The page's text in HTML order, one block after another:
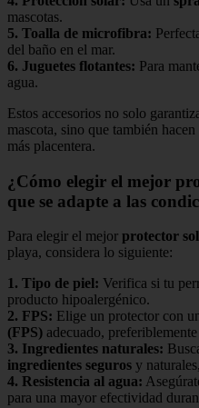
mascotas.
5. Toalla de microfibra:
del baño en el mar.
6. Juguetes flotantes: Para
agua.
Estos accesorios no solo
mascota, sino que también
más placentera.
¿Cómo elegir el mejor
que se adapte a las
Para elegir el mejor protector
playa, considera lo siguiente:
1. Tipo de piel : Verifica si tu
producto hipoalergénico.
2. FPS: Elige un protector con
(FPS) adecuado,
3. Ingredientes naturales:
ingredientes seguros y
4. Resistencia al agua:
para una mayor efectividad